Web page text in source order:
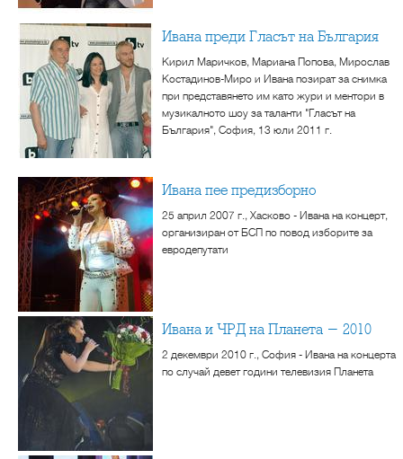
Ивана преди Гласът на България
Кирил Маричков, Мариана Попова, Мирослав
Костадинов-Миро и Ивана позират за снимка
при представянето им като жури и ментори в
музикалното шоу за таланти "Гласът на
България", София, 13 юли 2011 г.
Ивана пее предизборно
25 април 2007 г., Хасково - Ивана на концерт,
организиран от БСП по повод изборите за
евродепутати
Ивана и ЧРД на Планета - 2010
2 декември 2010 г., София - Ивана на концерта
по случай девет години телевизия Планета